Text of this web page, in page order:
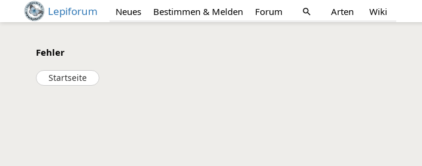
Lepiforum Neues Bestimmen & Melden Forum search Arten Wiki
Fehler
Startseite